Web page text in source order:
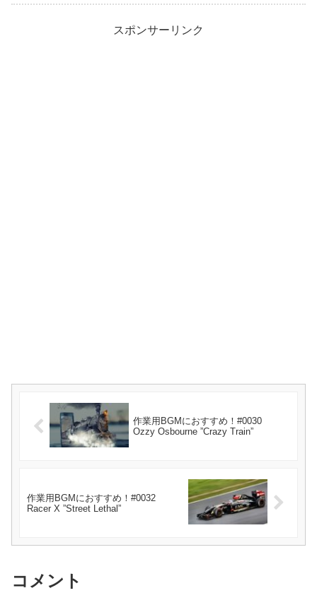
スポンサーリンク
作業用BGMにおすすめ！#0030
Ozzy Osbourne ”Crazy Train”
作業用BGMにおすすめ！#0032
Racer X ”Street Lethal”
コメント